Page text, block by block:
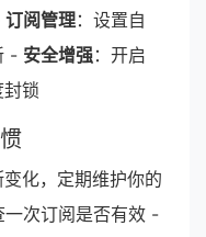
订阅管理：设置自
- 安全增强：开启
锁
化，定期维护你的
次订阅是否有效 -